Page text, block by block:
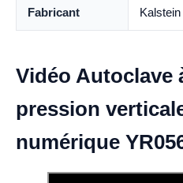
Fabricant Kalstein
Vidéo Autoclave
pression
numérique